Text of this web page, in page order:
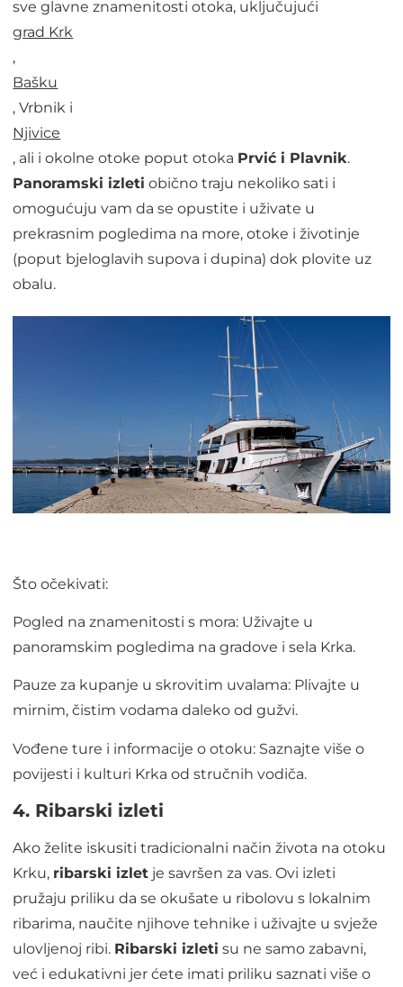
sve glavne znamenitosti otoka, uključujući
grad Krk
,
Bašku
, Vrbnik i
Njivice
, ali i okolne otoke poput otoka Prvić i Plavnik.
Panoramski izleti obično traju nekoliko sati i
omogućuju vam da se opustite i uživate u
prekrasnim pogledima na more, otoke i životinje
(poput bjeloglavih supova i dupina) dok plovite uz
obalu.
Što očekivati:
Pogled na znamenitosti s mora: Uživajte u
panoramskim pogledima na gradove i sela Krka.
Pauze za kupanje u skrovitim uvalama: Plivajte u
mirnim, čistim vodama daleko od gužvi.
Vođene ture i informacije o otoku: Saznajte više o
povijesti i kulturi Krka od stručnih vodiča.
4. Ribarski izleti
Ako želite iskusiti tradicionalni način života na otoku
Krku, ribarski izlet je savršen za vas. Ovi izleti
pružaju priliku da se okušate u ribolovu s lokalnim
ribarima, naučite njihove tehnike i uživajte u svježe
ulovljenoj ribi. Ribarski izleti su ne samo zabavni,
već i edukativni jer ćete imati priliku saznati više o